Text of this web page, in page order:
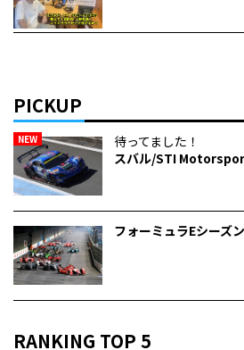
PICKUP
NEW
待ってました！
スバル/STI
フォーミュラEシーズ
RANKING TOP 5